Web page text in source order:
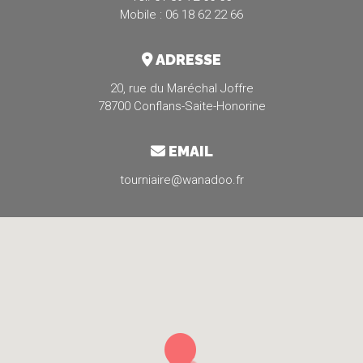
Mobile : 06 18 62 22 66
ADRESSE
20, rue du Maréchal Joffre
78700 Conflans-Saite-Honorine
EMAIL
tourniaire@wanadoo.fr